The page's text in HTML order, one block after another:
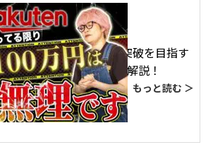
楽天市場で月商100万円突破を目指す
には？ECサイトのプロが解説！
もっと読む ＞